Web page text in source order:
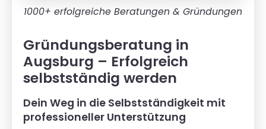
Gründungsberatung in
Augsburg – Erfolgreich
selbstständig werden
Dein Weg in die Selbstständigkeit mit
professioneller Unterstützung
1000+ erfolgreiche Beratungen & Gründungen